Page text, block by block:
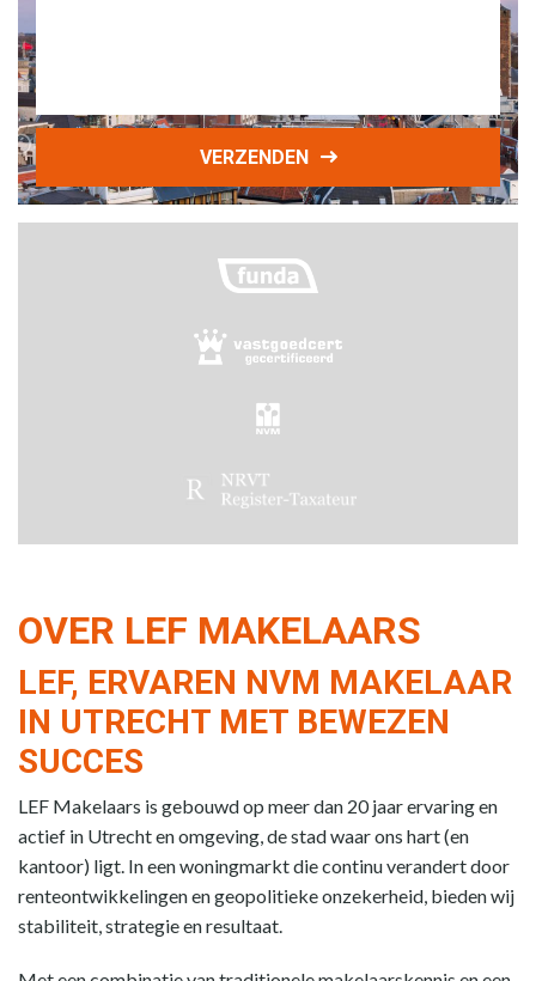
VERZENDEN
OVER LEF MAKELAARS
LEF, ERVAREN NVM MAKELAAR
IN UTRECHT MET BEWEZEN
SUCCES
LEF Makelaars is gebouwd op meer dan 20 jaar ervaring en
actief in Utrecht en omgeving, de stad waar ons hart (en
kantoor) ligt. In een woningmarkt die continu verandert door
renteontwikkelingen en geopolitieke onzekerheid, bieden wij
stabiliteit, strategie en resultaat.